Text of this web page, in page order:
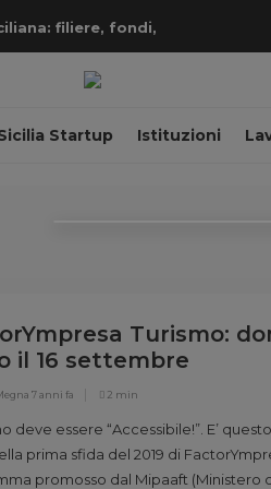
filiere, fondi,
Startup Istituzioni
Turismo:
il 16 settembre
7 anni fa 2 min
deve essere “Accessibile!”. E’
prima sfida del 2019 di
promosso dal Mipaaft (Ministero